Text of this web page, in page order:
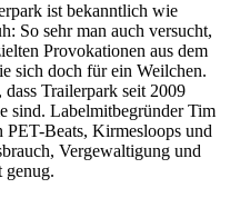
ist bekanntlich wie
So sehr man auch versucht,
Provokationen aus dem
sich doch für ein Weilchen.
Trailerpark seit 2009
sind. Labelmitbegründer Tim
Beats, Kirmesloops und
Vergewaltigung und
genug.